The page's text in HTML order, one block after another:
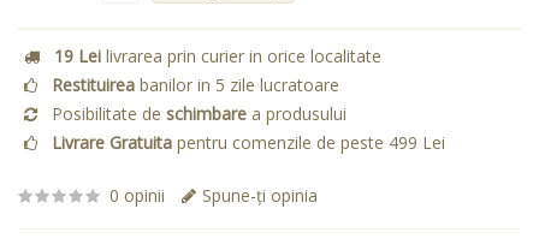
19 Lei livrarea prin curier in orice localitate
Restituirea banilor in 5 zile lucratoare
Posibilitate de schimbare a produsului
Livrare Gratuita pentru comenzile de peste 499 Lei
0 opinii Spune-ţi opinia